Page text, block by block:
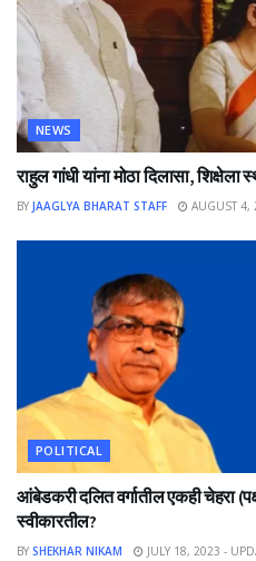
NEWS
राहुल गांधी यांना मोठा दिलासा,
BY JAAGLYA BHARAT STAFF AUGUST 4,
POLITICAL
आंबेडकरी दलित वर्गातील एकही चेहरा
स्वीकारतील?
BY SHEKHAR NIKAM JULY 18, 2023 -